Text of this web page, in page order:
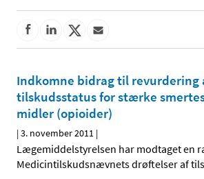
Indkomne bidrag til revurdering
tilskudsstatus for stærke
midler (opioider)
|3. november 2011 |
Lægemiddelstyrelsen har modtaget en
Medicintilskudsnævnets drøftelser af